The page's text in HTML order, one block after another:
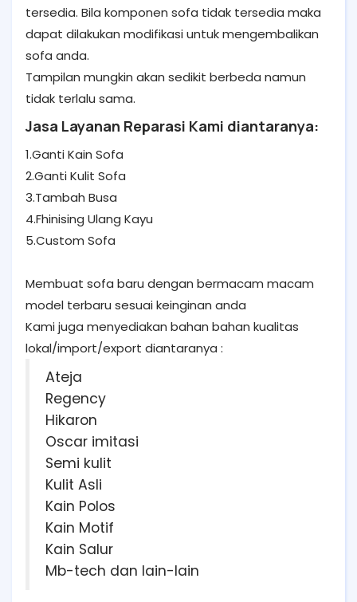
tersedia. Bila komponen sofa tidak tersedia maka
dapat dilakukan modifikasi untuk mengembalikan
sofa anda.
Tampilan mungkin akan sedikit berbeda namun
tidak terlalu sama.
Jasa Layanan Reparasi Kami diantaranya:
1.Ganti Kain Sofa
2.Ganti Kulit Sofa
3.Tambah Busa
4.Fhinising Ulang Kayu
5.Custom Sofa
Membuat sofa baru dengan bermacam macam
model terbaru sesuai keinginan anda
Kami juga menyediakan bahan bahan kualitas
lokal/import/export diantaranya :
Ateja
Regency
Hikaron
Oscar imitasi
Semi kulit
Kulit Asli
Kain Polos
Kain Motif
Kain Salur
Mb-tech dan lain-lain